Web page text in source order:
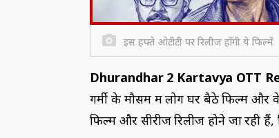
इस हफ्ते ओटीटी पर रिलीज होंगी ये फिल्में
Dhurandhar 2 Kartavya OTT
गर्मी के मौसम में लोग घर बैठे फिल्में और
फिल्में और सीरीज रिलीज होने जा रही